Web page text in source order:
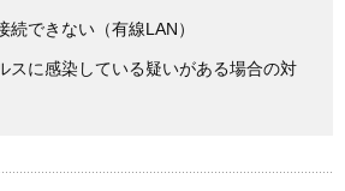
続できない（有線LAN）
スに感染している疑いがある場合の対